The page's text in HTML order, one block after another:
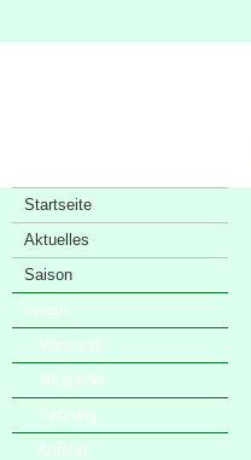
Startseite
Aktuelles
Saison
Verein
· Vorstand
· Mitglieder
· Satzung
· Anfahrt